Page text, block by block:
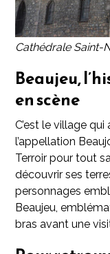
Cathédrale Saint-
Beaujeu,
en scène
C’est le village
l’appellation
Terroir pour tout
découvrir ses
personnages
Beaujeu,
bras avant une